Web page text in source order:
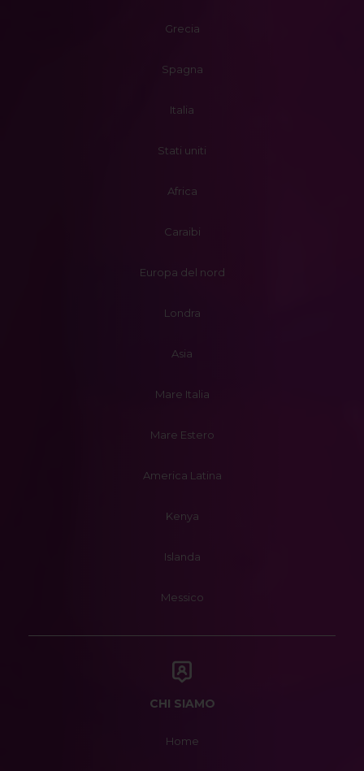
Grecia
Spagna
Italia
Stati uniti
Africa
Caraibi
Europa del nord
Londra
Asia
Mare Italia
Mare Estero
America Latina
Kenya
Islanda
Messico
CHI SIAMO
Home